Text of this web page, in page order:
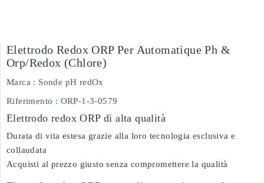
Elettrodo Redox ORP Per Automatique Ph &
Orp/redox (chlore)
Marca : Sonde pH redOx
Riferimento : ORP-1-3-0579
Elettrodo redox ORP di alta qualità
Durata di vita estesa grazie alla loro tecnologia esclusiva e
collaudata
Acquisti al prezzo giusto senza compromettere la qualità